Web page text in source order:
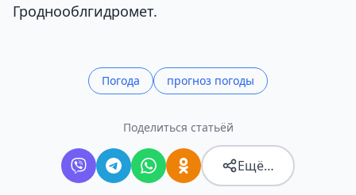
Гроднооблгидромет.
Погода прогноз погоды
Поделиться статьёй
Ещё…